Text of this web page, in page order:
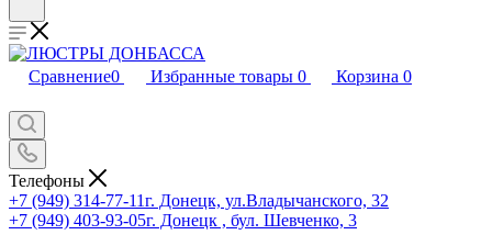
Сравнение0 Избранные товары 0 Корзина 0
Телефоны
+7 (949) 314-77-11г. Донецк, ул.Владычанского, 32
+7 (949) 403-93-05г. Донецк , бул. Шевченко, 3